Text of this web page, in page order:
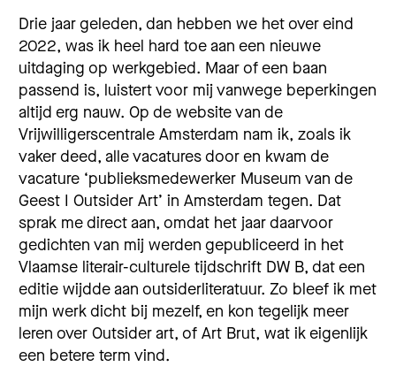
Drie jaar geleden, dan hebben we het over eind
2022, was ik heel hard toe aan een nieuwe
uitdaging op werkgebied. Maar of een baan
passend is, luistert voor mij vanwege beperkingen
altijd erg nauw. Op de website van de
Vrijwilligerscentrale Amsterdam nam ik, zoals ik
vaker deed, alle vacatures door en kwam de
vacature ‘publieksmedewerker Museum van de
Geest I Outsider Art’ in Amsterdam tegen. Dat
sprak me direct aan, omdat het jaar daarvoor
gedichten van mij werden gepubliceerd in het
Vlaamse literair-culturele tijdschrift DW B, dat een
editie wijdde aan outsiderliteratuur. Zo bleef ik met
mijn werk dicht bij mezelf, en kon tegelijk meer
leren over Outsider art, of Art Brut, wat ik eigenlijk
een betere term vind.